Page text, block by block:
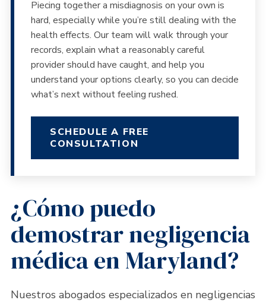
Piecing together a misdiagnosis on your own is
hard, especially while you’re still dealing with the
health effects. Our team will walk through your
records, explain what a reasonably careful
provider should have caught, and help you
understand your options clearly, so you can decide
what’s next without feeling rushed.
SCHEDULE A FREE
CONSULTATION
¿Cómo puedo
demostrar negligencia
médica en Maryland?
Nuestros abogados especializados en negligencias